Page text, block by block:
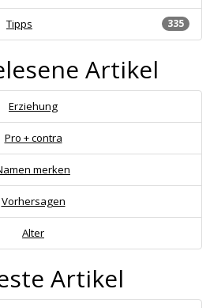
335
Tipps
Artikel
Erziehung
Pro + contra
merken
Vorhersagen
Alter
Artikel